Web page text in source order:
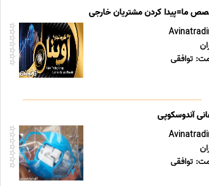
ما=پیدا کردن مشتریان خارجی
توافقی
آندوسکوپی
توافقی